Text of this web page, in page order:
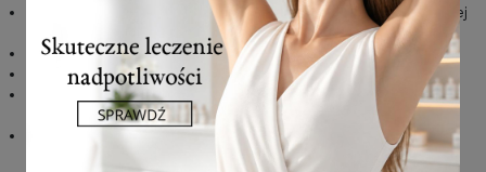
do 7 dni po zabiegu należy unikać kąpieli w mocno chlorowanej
wodzie i korzystania z sauny
nie wolno opalać skóry minimum 30 dni po zabiegu
należy stosować kremy przeciwsłoneczne SPF30, SPF50+
należy aplikować na skórę po zabiegu zalecane łagodzące
preparaty
należy natłuszczać skórę w celu jej szybszej regeneracji